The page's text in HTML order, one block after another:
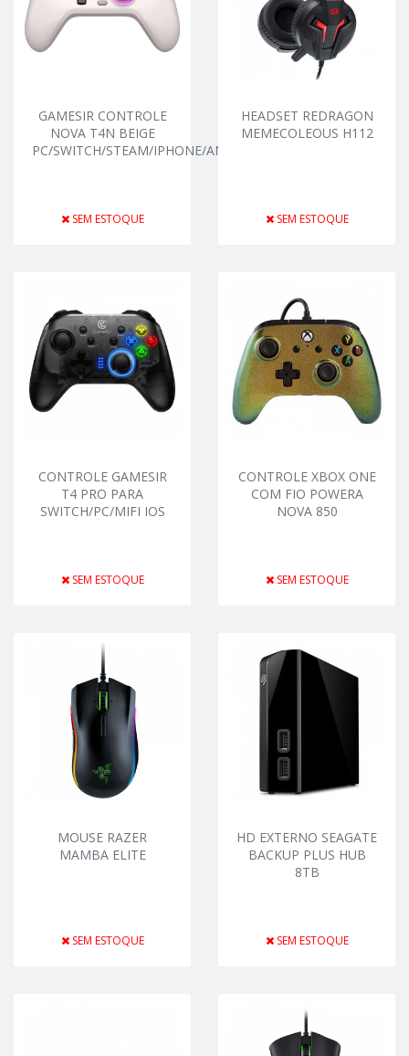
GAMESIR CONTROLE
NOVA T4N BEIGE
PC/SWITCH/STEAM/IPHONE/ANDROID
SEM ESTOQUE
HEADSET REDRAGON
MEMECOLEOUS H112
SEM ESTOQUE
CONTROLE GAMESIR
T4 PRO PARA
SWITCH/PC/MIFI IOS
SEM ESTOQUE
CONTROLE XBOX ONE
COM FIO POWERA
NOVA 850
SEM ESTOQUE
MOUSE RAZER
MAMBA ELITE
SEM ESTOQUE
HD EXTERNO SEAGATE
BACKUP PLUS HUB
8TB
SEM ESTOQUE